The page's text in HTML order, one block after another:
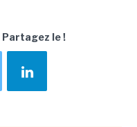
Partagez le !